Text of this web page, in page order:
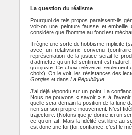
La question du réalisme
Pourquoi de tels propos paraissent-ils
voit-on une peinture fausse et embellie
considère que l’homme au fond est
Il règne une sorte de hobbisme implicite
avec un relativisme convenu
représentation de la justice serait le
d’admettre qu’un tel sentiment est
qu’injuste. Ce choix relèverait
choix). On le voit, les résistances des
Gorgias et dans La République.
J’ai déjà répondu sur un point. La
Nous ne pouvons « savoir » si à
quelle sera demain la position de la lune
rien sur son propre mouvement. N’est
trajectoire. (Notons que je donne ici un
ce qu’on fait. Mais la fidélité est libre au
est donc une foi (foi, confiance, c’est le